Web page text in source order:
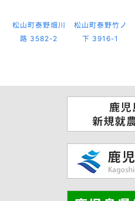
松山町泰野畑川
路 3582-2
松山町泰野竹ノ
下 3916-1